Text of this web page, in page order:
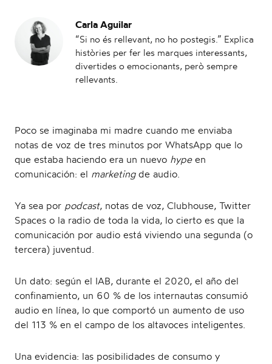
e
i
Carla Aguilar
“Si no és rellevant, no ho postegis.” Explica
històries per fer les marques interessants,
divertides o emocionants, però sempre
rellevants.
Poco se imaginaba mi madre cuando me enviaba
notas de voz de tres minutos por WhatsApp que lo
que estaba haciendo era un nuevo hypeen
comunicación: el marketingde audio.
Ya sea por podcast, notas de voz, Clubhouse, Twitter
Spaces o la radio de toda la vida, lo cierto es que la
comunicación por audio está viviendo una segunda (o
tercera) juventud.
Un dato: según el IAB, durante el 2020, el año del
confinamiento, un 60 % de los internautas consumió
audio en línea, lo que comportó un aumento de uso
del 113 % en el campo de los altavoces inteligentes.
Una evidencia: las posibilidades de consumo y